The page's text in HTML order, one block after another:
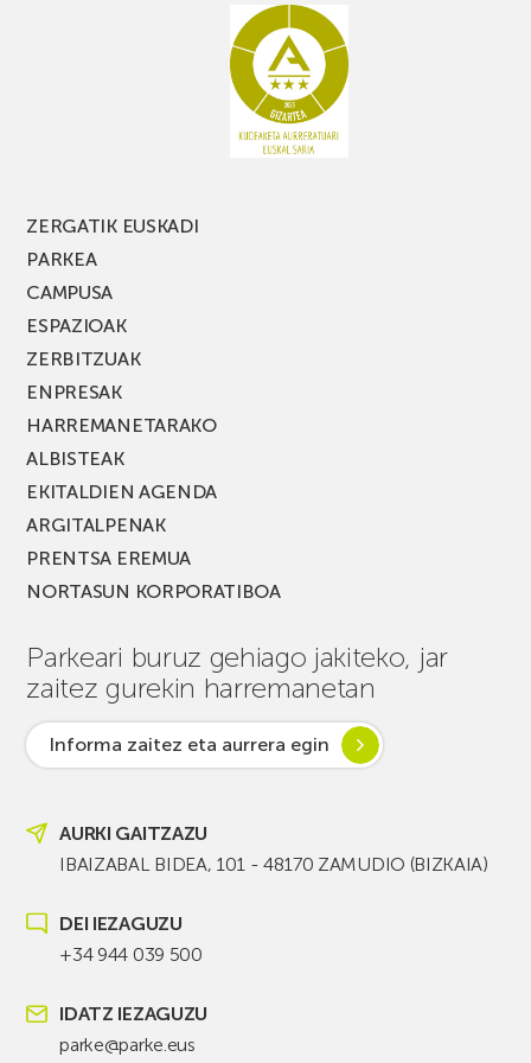
ZERGATIK EUSKADI
PARKEA
CAMPUSA
ESPAZIOAK
ZERBITZUAK
ENPRESAK
HARREMANETARAKO
ALBISTEAK
EKITALDIEN AGENDA
ARGITALPENAK
PRENTSA EREMUA
NORTASUN KORPORATIBOA
Parkeari buruz gehiago jakiteko, jar
zaitez gurekin harremanetan
Informa zaitez eta aurrera egin
AURKI GAITZAZU
IBAIZABAL BIDEA, 101 - 48170 ZAMUDIO (BIZKAIA)
DEI IEZAGUZU
+34 944 039 500
IDATZ IEZAGUZU
parke@parke.eus